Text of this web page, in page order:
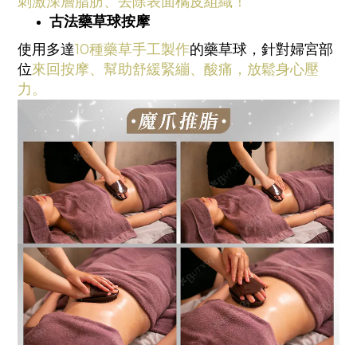
古法藥草球按摩
使用多達10種藥草手工製作的藥草球，針對婦宮部
位來回按摩、幫助舒緩緊繃、酸痛，放鬆身心壓
力。